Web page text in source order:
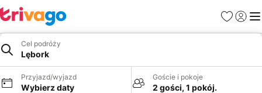
Ulubione
Cel podróży
Lębork
Przyjazd/wyjazd
Wybierz daty
Goście i pokoje
2 gości, 1 pokój.